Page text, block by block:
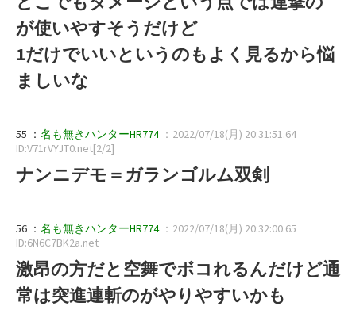
が使いやすそうだけど
1だけでいいというのもよく見るから悩
ましいな
55 ： 名も無きハンターHR774 ：2022/07/18(月) 20:31:51.64
ID:V71rVYJT0.net[2/2]
ナンニデモ＝ガランゴルム双剣
56 ： 名も無きハンターHR774 ：2022/07/18(月) 20:32:00.65
ID:6N6C7BK2a.net
激昂の方だと空舞でボコれるんだけど通
常は突進連斬のがやりやすいかも